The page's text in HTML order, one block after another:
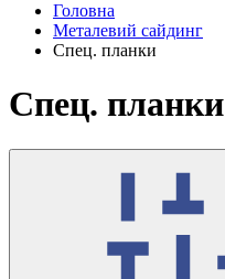
Головна
Металевий сайдинг
Спец. планки
Спец. планки